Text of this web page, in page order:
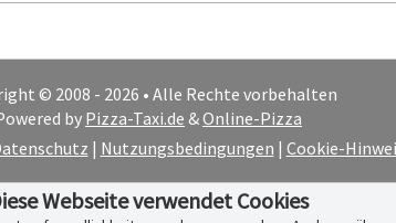
© 2008 - 2026 • Alle Rechte vorbehalten
by Pizza-Taxi.de &Online-Pizza
| Nutzungsbedingungen | Cookie-
Webseite verwendet Cookies